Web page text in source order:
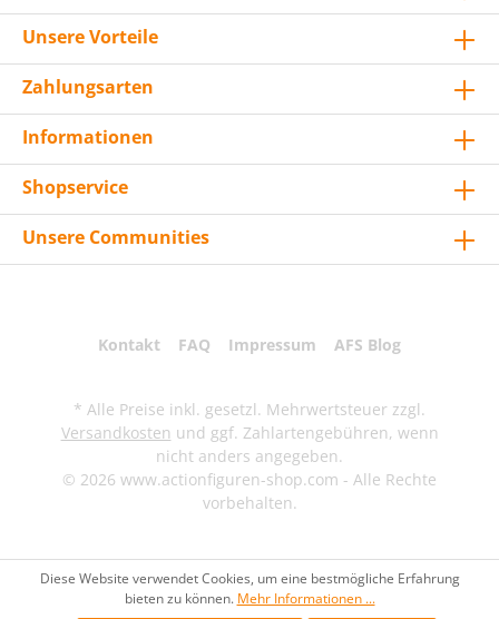
Unsere Vorteile
Zahlungsarten
Informationen
Shopservice
Unsere Communities
Kontakt FAQ Impressum AFS Blog
* Alle Preise inkl. gesetzl. Mehrwertsteuer zzgl.
Versandkosten und ggf. Zahlartengebühren, wenn
nicht anders angegeben.
© 2026 www.actionfiguren-shop.com - Alle Rechte
vorbehalten.
Diese Website verwendet Cookies, um eine bestmögliche Erfahrung
bieten zu können. Mehr Informationen ...